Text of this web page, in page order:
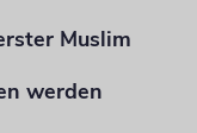
Muslim
werden